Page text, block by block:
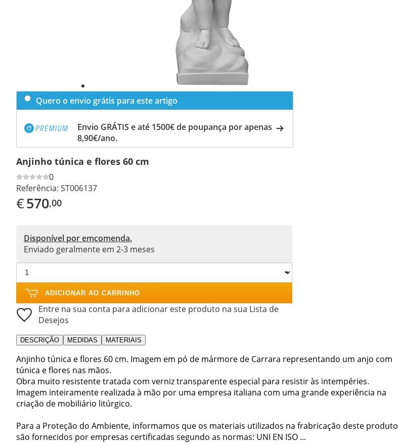
Quero o envio grátis para este artigo
Envio GRÁTIS e até 1500€ de poupança por apenas
8,90€/ano.
Anjinho túnica e flores 60 cm
0
Referência: ST006137
€570,00
Disponível por emcomenda.
Enviado geralmente em 2-3 meses
ADICIONAR AO CARRINHO
Entre na sua conta para adicionar este produto na sua Lista de
Desejos
DESCRIÇÃO MEDIDAS MATERIAIS
Anjinho túnica e flores 60 cm. Imagem em pó de mármore de Carrara representando um anjo com
túnica e flores nas mãos.
Obra muito resistente tratada com verniz transparente especial para resistir às intempéries.
Imagem inteiramente realizada à mão por uma empresa italiana com uma grande experiência na
criação de mobiliário litúrgico.
Para a Proteção do Ambiente, informamos que os materiais utilizados na frabricação deste produto
são fornecidos por empresas certificadas segundo as normas: UNI EN ISO ...